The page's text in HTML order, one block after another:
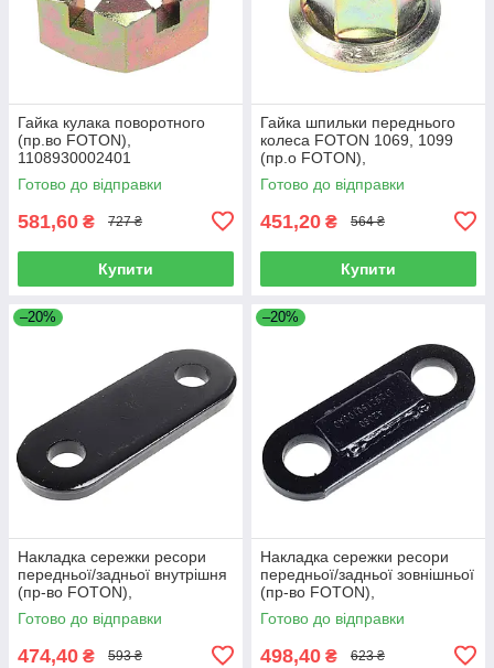
Гайка кулака поворотного
(пр.во FOTON),
1108930002401
Готово до відправки
581,60 ₴ 727 ₴
Купити
Гайка шпильки переднього
колеса FOTON 1069, 1099
(пр.о FOTON),
1106930003404
Готово до відправки
451,20 ₴ 564 ₴
Купити
–20%
Накладка сережки ресори
передньої/задньої внутрішня
(пр-во FOTON),
L1292150200A0
Готово до відправки
474,40 ₴ 593 ₴
–20%
Накладка сережки ресори
передньої/задньої зовнішньої
(пр-во FOTON),
L1292150100A0
Готово до відправки
498,40 ₴ 623 ₴